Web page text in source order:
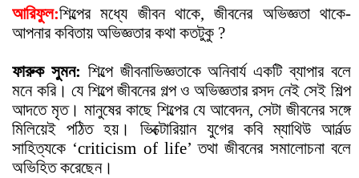
আরিফুল:শিল্পের মধ্যে জীবন থাকে, জীবনের অভিজ্ঞতা থাকে-
আপনার কবিতায় অভিজ্ঞতার কথা কতটুকু ?
ফারুক সুমন: শিল্পে জীবনাভিজ্ঞতাকে অনিবার্য একটি ব্যাপার বলে
মনে করি। যে শিল্পে জীবনের গল্প ও অভিজ্ঞতার রসদ নেই সেই শিল্প
আদতে মৃত। মানুষের কাছে শিল্পের যে আবেদন, সেটা জীবনের সঙ্গে
মিলিয়েই পঠিত হয়। ভিক্টোরিয়ান যুগের কবি ম্যাথিউ আর্নল্ড
সাহিত্যকে ‘criticism of life’ তথা জীবনের সমালোচনা বলে
অভিহিত করেছেন।